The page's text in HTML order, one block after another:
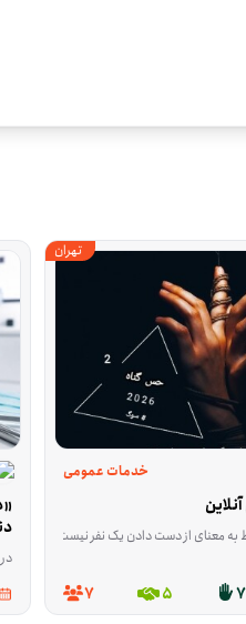
یا بسته‌های ارزاق در اختیار دارید، حضور شما در این کار می‌تواند مستقیم به رفع یک نیاز واقعی کمک کند. اگر
دسته خدمات عمومی قرار می‌گیرد و تمرکزش روی تأمین بخشی از نیازهای واقعی شروع زندگی است. اگر دوست
تهران
خدمات عمومی
گاهی آدم‌ها با فقدان آرامش، امنیت یا بخشی از زندگی روزمره‌شان هم درگیر می‌شوند و حرف زدن
7
5
7
در